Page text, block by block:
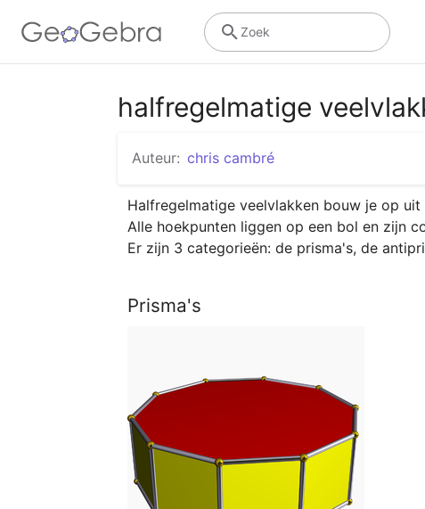
Zoek
halfregelmatige
Auteur: chris cambré
Halfregelmatige veelvlakken bouw je op
Alle hoekpunten liggen op een bol en zijn
Er zijn 3 categorieën: de prisma's, de
Prisma's